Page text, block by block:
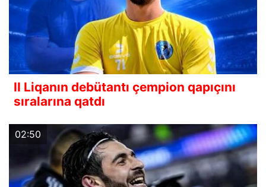
II Liqanın debütantı çempion qapıçını
sıralarına qatdı
02:50